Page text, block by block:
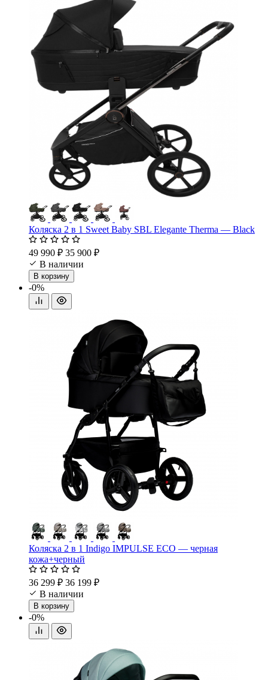
Коляска 2 в 1 Sweet Baby SBL Elegante Therma — Black
49 990 ₽ 35 900 ₽
В наличии
В корзину
-0%
Коляска 2 в 1 Indigo IMPULSE ECO — черная
кожа+черный
36 299 ₽ 36 199 ₽
В наличии
В корзину
-0%